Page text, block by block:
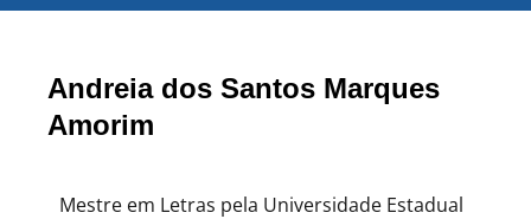
Andreia dos Santos Marques
Amorim
Mestre em Letras pela Universidade Estadual